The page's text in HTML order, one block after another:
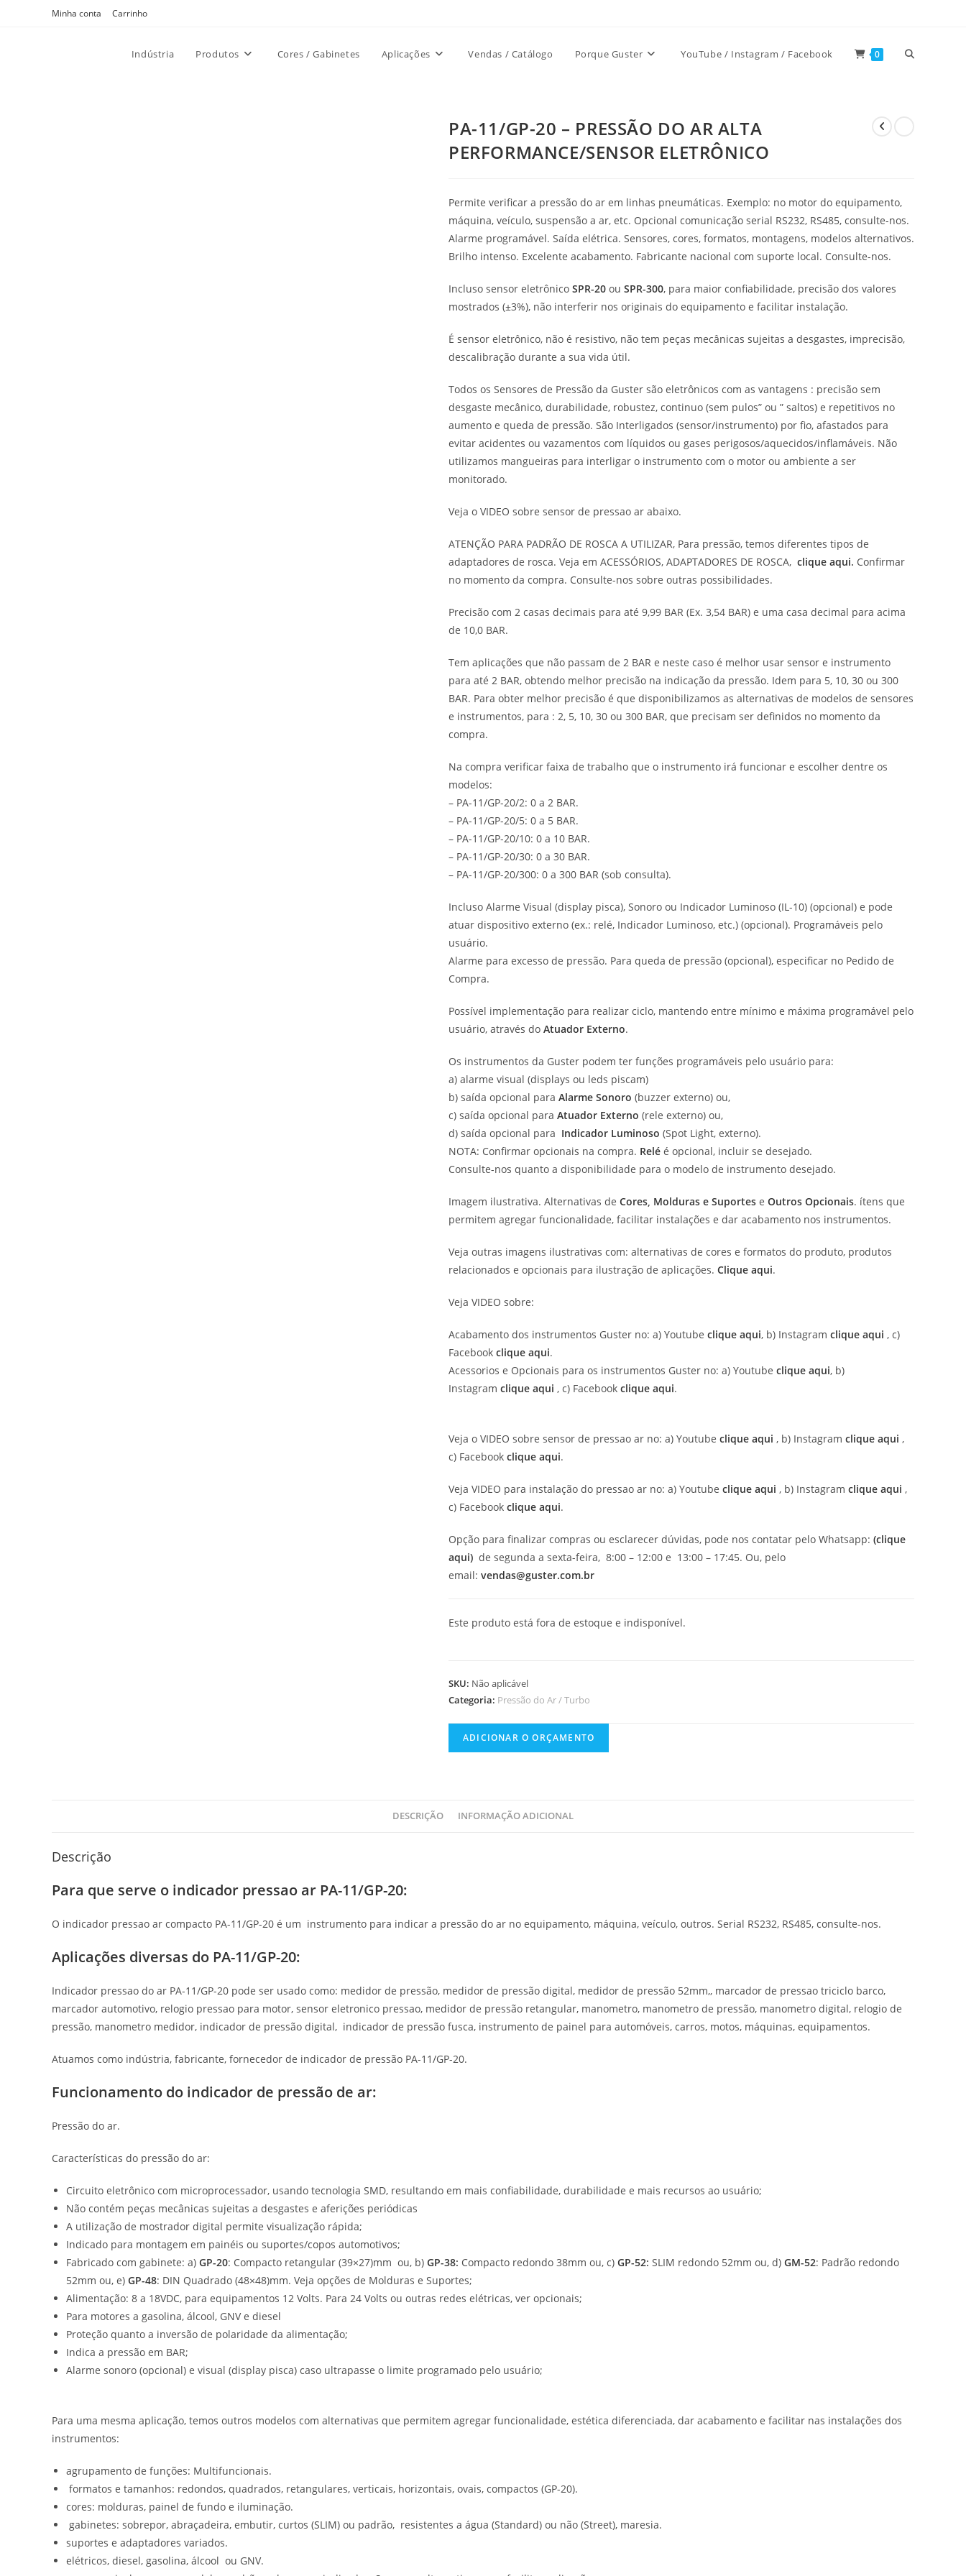
Minha conta Carrinho
Indústria Produtos Cores / Gabinetes Aplicações Vendas / Catálogo Porque Guster YouTube / Instagram / Facebook 0 Alternar
PA-11/GP-20 – PRESSÃO DO AR ALTA
PERFORMANCE/SENSOR ELETRÔNICO
Permite verificar a pressão do ar em linhas pneumáticas. Exemplo: no motor do equipamento,
máquina, veículo, suspensão a ar, etc. Opcional comunicação serial RS232, RS485, consulte-nos.
Alarme programável. Saída elétrica. Sensores, cores, formatos, montagens, modelos alternativos.
Brilho intenso. Excelente acabamento. Fabricante nacional com suporte local. Consulte-nos.
Incluso sensor eletrônico SPR-20 ou SPR-300, para maior confiabilidade, precisão dos valores
mostrados (±3%), não interferir nos originais do equipamento e facilitar instalação.
É sensor eletrônico, não é resistivo, não tem peças mecânicas sujeitas a desgastes, imprecisão,
descalibração durante a sua vida útil.
Todos os Sensores de Pressão da Guster são eletrônicos com as vantagens : precisão sem
desgaste mecânico, durabilidade, robustez, continuo (sem pulos” ou ” saltos) e repetitivos no
aumento e queda de pressão. São Interligados (sensor/instrumento) por fio, afastados para
evitar acidentes ou vazamentos com líquidos ou gases perigosos/aquecidos/inflamáveis. Não
utilizamos mangueiras para interligar o instrumento com o motor ou ambiente a ser
monitorado.
Veja o VIDEO sobre sensor de pressao ar abaixo.
ATENÇÃO PARA PADRÃO DE ROSCA A UTILIZAR, Para pressão, temos diferentes tipos de
adaptadores de rosca. Veja em ACESSÓRIOS, ADAPTADORES DE ROSCA, clique aqui. Confirmar
no momento da compra. Consulte-nos sobre outras possibilidades.
Precisão com 2 casas decimais para até 9,99 BAR (Ex. 3,54 BAR) e uma casa decimal para acima
de 10,0 BAR.
Tem aplicações que não passam de 2 BAR e neste caso é melhor usar sensor e instrumento
para até 2 BAR, obtendo melhor precisão na indicação da pressão. Idem para 5, 10, 30 ou 300
BAR. Para obter melhor precisão é que disponibilizamos as alternativas de modelos de sensores
e instrumentos, para : 2, 5, 10, 30 ou 300 BAR, que precisam ser definidos no momento da
compra.
Na compra verificar faixa de trabalho que o instrumento irá funcionar e escolher dentre os
modelos:
– PA-11/GP-20/2: 0 a 2 BAR.
– PA-11/GP-20/5: 0 a 5 BAR.
– PA-11/GP-20/10: 0 a 10 BAR.
– PA-11/GP-20/30: 0 a 30 BAR.
– PA-11/GP-20/300: 0 a 300 BAR (sob consulta).
Incluso Alarme Visual (display pisca), Sonoro ou Indicador Luminoso (IL-10) (opcional) e pode
atuar dispositivo externo (ex.: relé, Indicador Luminoso, etc.) (opcional). Programáveis pelo
usuário.
Alarme para excesso de pressão. Para queda de pressão (opcional), especificar no Pedido de
Compra.
Possível implementação para realizar ciclo, mantendo entre mínimo e máxima programável pelo
usuário, através do Atuador Externo.
Os instrumentos da Guster podem ter funções programáveis pelo usuário para:
a) alarme visual (displays ou leds piscam)
b) saída opcional para Alarme Sonoro (buzzer externo) ou,
c) saída opcional para Atuador Externo (rele externo) ou,
d) saída opcional para Indicador Luminoso (Spot Light, externo).
NOTA: Confirmar opcionais na compra. Relé é opcional, incluir se desejado.
Consulte-nos quanto a disponibilidade para o modelo de instrumento desejado.
Imagem ilustrativa. Alternativas de Cores, Molduras e Suportes e Outros Opcionais. ítens que
permitem agregar funcionalidade, facilitar instalações e dar acabamento nos instrumentos.
Veja outras imagens ilustrativas com: alternativas de cores e formatos do produto, produtos
relacionados e opcionais para ilustração de aplicações. Clique aqui.
Veja VIDEO sobre:
Acabamento dos instrumentos Guster no: a) Youtube clique aqui, b) Instagram clique aqui , c)
Facebook clique aqui.
Acessorios e Opcionais para os instrumentos Guster no: a) Youtube clique aqui, b)
Instagram clique aqui , c) Facebook clique aqui.
Veja o VIDEO sobre sensor de pressao ar no: a) Youtube clique aqui , b) Instagram clique aqui ,
c) Facebook clique aqui.
Veja VIDEO para instalação do pressao ar no: a) Youtube clique aqui , b) Instagram clique aqui ,
c) Facebook clique aqui.
Opção para finalizar compras ou esclarecer dúvidas, pode nos contatar pelo Whatsapp: (clique
aqui) de segunda a sexta-feira, 8:00 – 12:00 e 13:00 – 17:45. Ou, pelo
email: vendas@guster.com.br
Este produto está fora de estoque e indisponível.
SKU: Não aplicável
Categoria: Pressão do Ar / Turbo
ADICIONAR O ORÇAMENTO
DESCRIÇÃO INFORMAÇÃO ADICIONAL
Descrição
Para que serve o indicador pressao ar PA-11/GP-20:
O indicador pressao ar compacto PA-11/GP-20 é um instrumento para indicar a pressão do ar no equipamento, máquina, veículo, outros. Serial RS232, RS485, consulte-nos.
Aplicações diversas do PA-11/GP-20:
Indicador pressao do ar PA-11/GP-20 pode ser usado como: medidor de pressão, medidor de pressão digital, medidor de pressão 52mm,, marcador de pressao triciclo barco,
marcador automotivo, relogio pressao para motor, sensor eletronico pressao, medidor de pressão retangular, manometro, manometro de pressão, manometro digital, relogio de
pressão, manometro medidor, indicador de pressão digital, indicador de pressão fusca, instrumento de painel para automóveis, carros, motos, máquinas, equipamentos.
Atuamos como indústria, fabricante, fornecedor de indicador de pressão PA-11/GP-20.
Funcionamento do indicador de pressão de ar:
Pressão do ar.
Características do pressão do ar:
Circuito eletrônico com microprocessador, usando tecnologia SMD, resultando em mais confiabilidade, durabilidade e mais recursos ao usuário;
Não contém peças mecânicas sujeitas a desgastes e aferições periódicas
A utilização de mostrador digital permite visualização rápida;
Indicado para montagem em painéis ou suportes/copos automotivos;
Fabricado com gabinete: a) GP-20: Compacto retangular (39×27)mm ou, b) GP-38: Compacto redondo 38mm ou, c) GP-52: SLIM redondo 52mm ou, d) GM-52: Padrão redondo
52mm ou, e) GP-48: DIN Quadrado (48×48)mm. Veja opções de Molduras e Suportes;
Alimentação: 8 a 18VDC, para equipamentos 12 Volts. Para 24 Volts ou outras redes elétricas, ver opcionais;
Para motores a gasolina, álcool, GNV e diesel
Proteção quanto a inversão de polaridade da alimentação;
Indica a pressão em BAR;
Alarme sonoro (opcional) e visual (display pisca) caso ultrapasse o limite programado pelo usuário;
Para uma mesma aplicação, temos outros modelos com alternativas que permitem agregar funcionalidade, estética diferenciada, dar acabamento e facilitar nas instalações dos
instrumentos:
agrupamento de funções: Multifuncionais.
formatos e tamanhos: redondos, quadrados, retangulares, verticais, horizontais, ovais, compactos (GP-20).
cores: molduras, painel de fundo e iluminação.
gabinetes: sobrepor, abraçadeira, embutir, curtos (SLIM) ou padrão, resistentes a água (Standard) ou não (Street), maresia.
suportes e adaptadores variados.
elétricos, diesel, gasolina, álcool ou GNV.